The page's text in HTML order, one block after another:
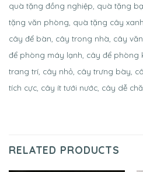
quà tặng đồng nghiệp, quà tặng
tặng văn phòng, quà tặng cây xanh,
cây để bàn, cây trong nhà, cây
để phòng máy lạnh, cây để phòng
trang trí, cây nhỏ, cây trưng bày,
tích cực, cây ít tưới nước, cây dễ
RELATED PRODUCTS